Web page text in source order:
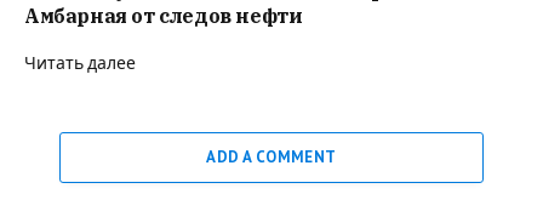
Амбарная от следов нефти
Читать далее
ADD A COMMENT